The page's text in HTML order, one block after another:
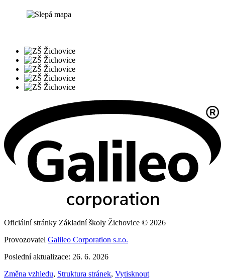
Oficiální stránky Základní školy Žichovice © 2026
Provozovatel Galileo Corporation s.r.o.
Poslední aktualizace: 26. 6. 2026
Změna vzhledu, Struktura stránek, Vytisknout